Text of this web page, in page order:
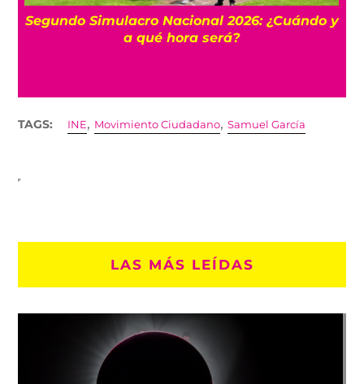
Segundo Simulacro Nacional 2026: ¿Cuándo y
a qué hora será?
TAGS: INE, Movimiento Ciudadano,Samuel García
LAS MÁS LEÍDAS